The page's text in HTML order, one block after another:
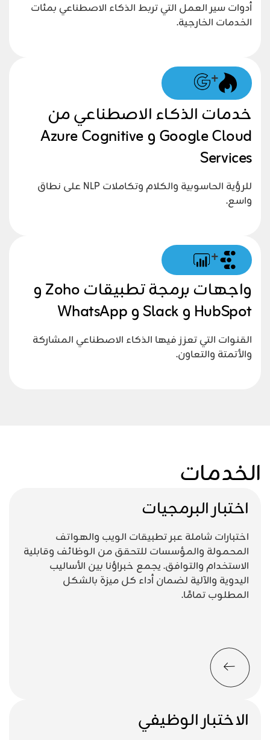
أدوات سير العمل التي تربط الذكاء الاصطناعي بمئات
الخدمات الخارجية.
+
خدمات الذكاء الاصطناعي من
Google Cloud و Azure Cognitive
Services
للرؤية الحاسوبية والكلام وتكاملات NLP على نطاق
واسع.
+
واجهات برمجة تطبيقات Zoho و
HubSpot و Slack و WhatsApp
القنوات التي تعزز فيها الذكاء الاصطناعي المشاركة
والأتمتة والتعاون.
الخدمات
اختبار البرمجيات
اختبارات شاملة عبر تطبيقات الويب والهواتف
المحمولة والمؤسسات للتحقق من الوظائف وقابلية
الاستخدام والتوافق. يجمع خبراؤنا بين الأساليب
اليدوية والآلية لضمان أداء كل ميزة بالشكل
المطلوب تمامًا.
الاختبار الوظيفي